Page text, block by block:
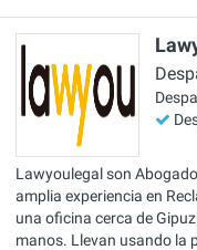
Lawyoulegal son
amplia experiencia en
una oficina cerca de
manos. Llevan usando la